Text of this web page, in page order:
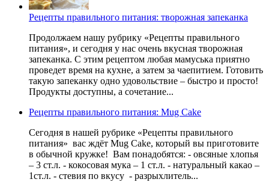
Рецепты правильного питания: творожная запеканка
Продолжаем нашу рубрику «Рецепты правильного
питания», и сегодня у нас очень вкусная творожная
запеканка. С этим рецептом любая мамуська приятно
проведет время на кухне, а затем за чаепитием. Готовить
такую запеканку одно удовольствие – быстро и просто!
Продукты доступны, а сочетание...
Рецепты правильного питания: Mug Cake
Сегодня в нашей рубрике «Рецепты правильного
питания» вас ждёт Mug Cake, который вы приготовите
в обычной кружке! Вам понадобятся: - овсяные хлопья
– 3 ст.л. - кокосовая мука – 1 ст.л. - натуральный какао –
1ст.л. - стевия по вкусу - разрыхлитель...